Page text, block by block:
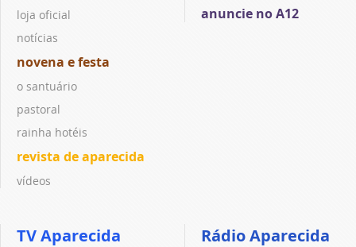
loja oficial
notícias
novena e festa
o santuário
pastoral
rainha hotéis
revista de aparecida
vídeos
anuncie no A12
TV Aparecida Rádio Aparecida